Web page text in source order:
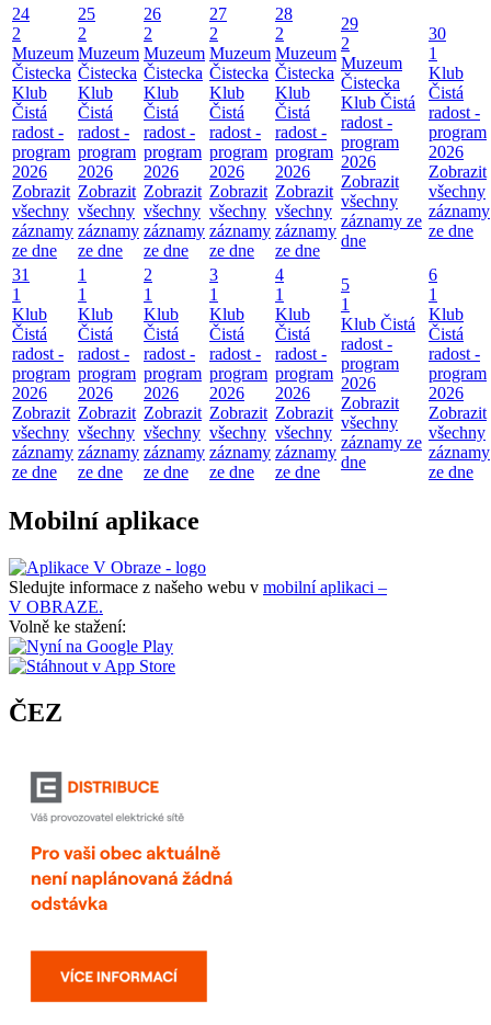
24
2
Muzeum
Čistecka
Klub
Čistá
radost -
program
2026
Zobrazit
všechny
záznamy
ze dne
25
2
Muzeum
Čistecka
Klub
Čistá
radost -
program
2026
Zobrazit
všechny
záznamy
ze dne
26
2
Muzeum
Čistecka
Klub
Čistá
radost -
program
2026
Zobrazit
všechny
záznamy
ze dne
27
2
Muzeum
Čistecka
Klub
Čistá
radost -
program
2026
Zobrazit
všechny
záznamy
ze dne
28
2
Muzeum
Čistecka
Klub
Čistá
radost -
program
2026
Zobrazit
všechny
záznamy
ze dne
29
2
Muzeum
Čistecka
Klub Čistá
radost -
program
2026
Zobrazit
všechny
záznamy ze
dne
30
1
Klub
Čistá
radost -
program
2026
Zobrazit
všechny
záznamy
ze dne
31
1
Klub
Čistá
radost -
program
2026
Zobrazit
všechny
záznamy
ze dne
1
1
Klub
Čistá
radost -
program
2026
Zobrazit
všechny
záznamy
ze dne
2
1
Klub
Čistá
radost -
program
2026
Zobrazit
všechny
záznamy
ze dne
3
1
Klub
Čistá
radost -
program
2026
Zobrazit
všechny
záznamy
ze dne
4
1
Klub
Čistá
radost -
program
2026
Zobrazit
všechny
záznamy
ze dne
5
1
Klub Čistá
radost -
program
2026
Zobrazit
všechny
záznamy ze
dne
6
1
Klub
Čistá
radost -
program
2026
Zobrazit
všechny
záznamy
ze dne
Mobilní aplikace
Sledujte informace z našeho webu v mobilní aplikaci –
V OBRAZE.
Volně ke stažení:
ČEZ